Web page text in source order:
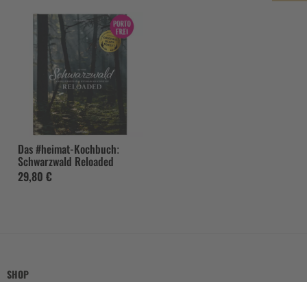
Das #heimat-Kochbuch:
Schwarzwald Reloaded
29,80 €
SHOP